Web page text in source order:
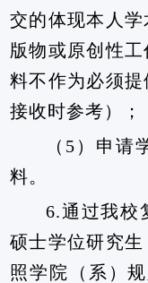
交的体现本人
版物或原创性
料不作为必须提
接收时参考）；
（ 5 ）申请
料。
6.通过我校
硕士学位研究
照学院（系）